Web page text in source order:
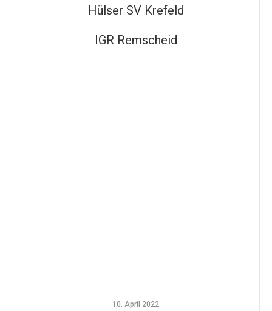
Hülser SV Krefeld
IGR Remscheid
10. April 2022